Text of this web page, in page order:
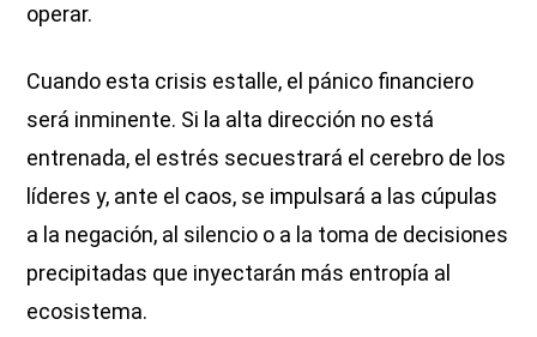
operar.
Cuando esta crisis estalle, el pánico financiero
será inminente. Si la alta dirección no está
entrenada, el estrés secuestrará el cerebro de los
líderes y, ante el caos, se impulsará a las cúpulas
a la negación, al silencio o a la toma de decisiones
precipitadas que inyectarán más entropía al
ecosistema.